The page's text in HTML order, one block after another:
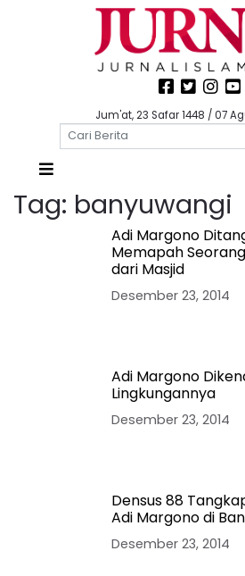
Jum'at, 23 Safar 1448 / 07
Tag: banyuwangi
Adi Margono
Memapah
dari Masjid
Desember 23, 2014
Adi Margono
Lingkungannya
Desember 23, 2014
Densus 88
Adi Margono di
Desember 23, 2014